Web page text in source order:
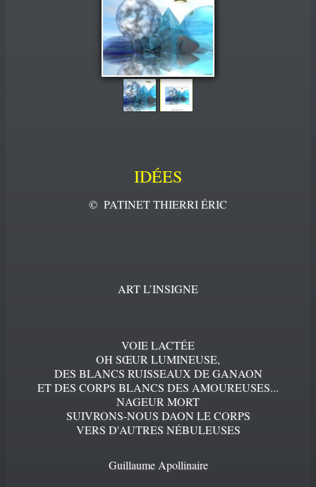
PORTFOLIO▼
CONTACT
IDÉES
© PATINET THIERRI ÉRIC
ART L’INSIGNE
VOIE LACTÉE
OH SŒUR LUMINEUSE,
DES BLANCS RUISSEAUX DE GANAON
ET DES CORPS BLANCS DES AMOUREUSES...
NAGEUR MORT
SUIVRONS-NOUS DAON LE CORPS
VERS D'AUTRES NÉBULEUSES
Guillaume Apollinaire